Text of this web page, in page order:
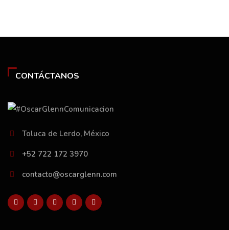
CONTÁCTANOS
Toluca de Lerdo, México
+52 722 172 3970
contacto@oscarglenn.com